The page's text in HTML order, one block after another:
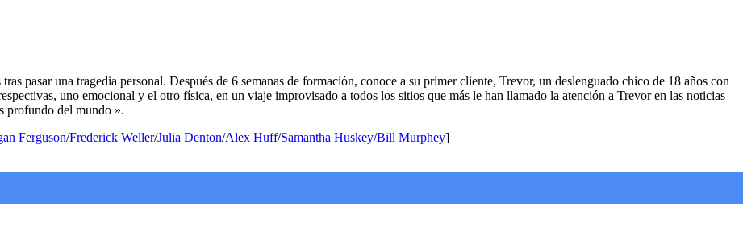
pasar una tragedia personal. Después de 6 semanas de formación, conoce a su primer cliente, Trevor, un deslenguado chico de 18 años con
uno emocional y el otro física, en un viaje improvisado a todos los sitios que más le han llamado la atención a Trevor en las noticias
profundo del mundo ».
Ferguson/Frederick Weller/Julia Denton/Alex Huff/Samantha Huskey/Bill Murphey]